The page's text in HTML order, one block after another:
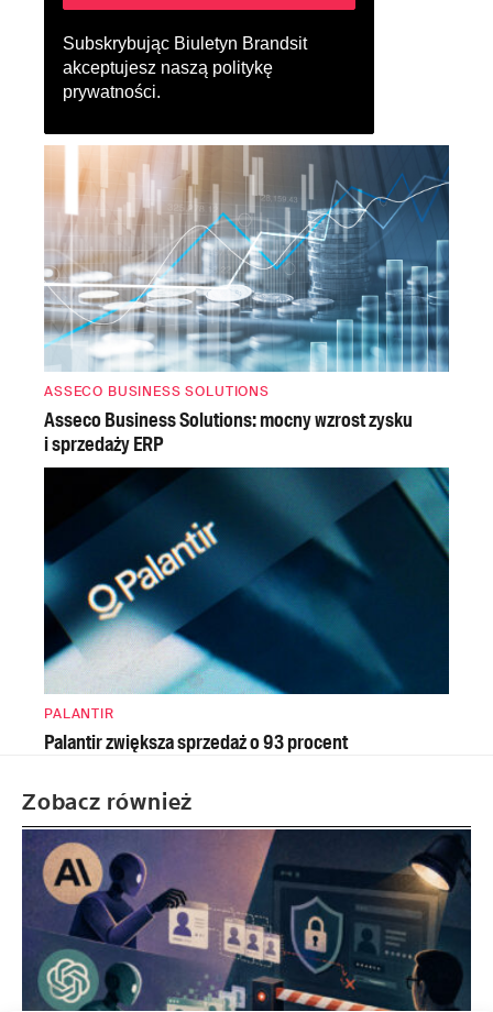
Subskrybując Biuletyn Brandsit
akceptujesz naszą politykę
prywatności.
ASSECO BUSINESS SOLUTIONS
Asseco Business Solutions: mocny wzrost zysku
i sprzedaży ERP
PALANTIR
Palantir zwiększa sprzedaż o 93 procent
Zobacz również